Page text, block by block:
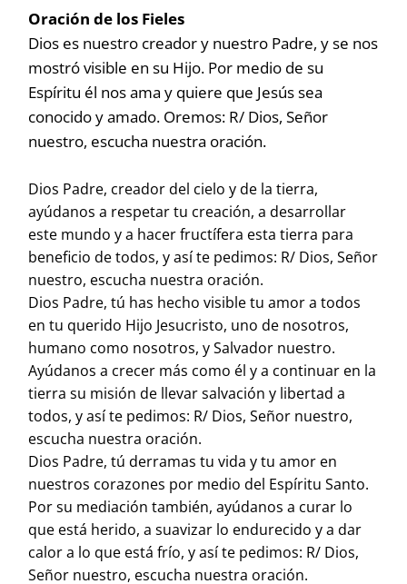
Oración de los Fieles
Dios es nuestro creador y nuestro Padre, y se nos
mostró visible en su Hijo. Por medio de su
Espíritu él nos ama y quiere que Jesús sea
conocido y amado. Oremos: R/ Dios, Señor
nuestro, escucha nuestra oración.
Dios Padre, creador del cielo y de la tierra,
ayúdanos a respetar tu creación, a desarrollar
este mundo y a hacer fructífera esta tierra para
beneficio de todos, y así te pedimos: R/ Dios, Señor
nuestro, escucha nuestra oración.
Dios Padre, tú has hecho visible tu amor a todos
en tu querido Hijo Jesucristo, uno de nosotros,
humano como nosotros, y Salvador nuestro.
Ayúdanos a crecer más como él y a continuar en la
tierra su misión de llevar salvación y libertad a
todos, y así te pedimos: R/ Dios, Señor nuestro,
escucha nuestra oración.
Dios Padre, tú derramas tu vida y tu amor en
nuestros corazones por medio del Espíritu Santo.
Por su mediación también, ayúdanos a curar lo
que está herido, a suavizar lo endurecido y a dar
calor a lo que está frío, y así te pedimos: R/ Dios,
Señor nuestro, escucha nuestra oración.